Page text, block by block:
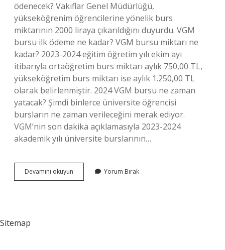
ödenecek? Vakıflar Genel Müdürlüğü,
yükseköğrenim öğrencilerine yönelik burs
miktarının 2000 liraya çıkarıldığını duyurdu. VGM
bursu ilk ödeme ne kadar? VGM bursu miktarı ne
kadar? 2023-2024 eğitim öğretim yılı ekim ayı
itibarıyla ortaöğretim burs miktarı aylık 750,00 TL,
yükseköğretim burs miktarı ise aylık 1.250,00 TL
olarak belirlenmiştir. 2024 VGM bursu ne zaman
yatacak? Şimdi binlerce üniversite öğrencisi
bursların ne zaman verileceğini merak ediyor.
VGM’nin son dakika açıklamasıyla 2023-2024
akademik yılı üniversite burslarının…
Devamını okuyun
Ilk
Yorum Bırak
Sitemap